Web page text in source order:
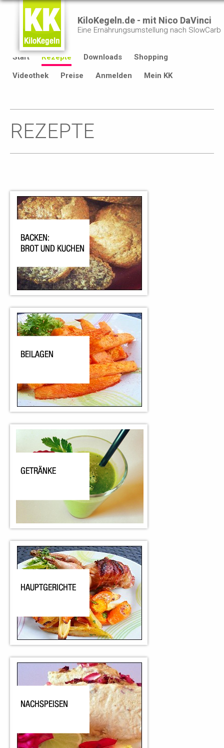
KiloKegeln.de - mit Nico DaVinci
Eine Ernährungsumstellung nach SlowCarb
Start Rezepte Downloads Shopping
Videothek Preise Anmelden Mein KK
REZEPTE